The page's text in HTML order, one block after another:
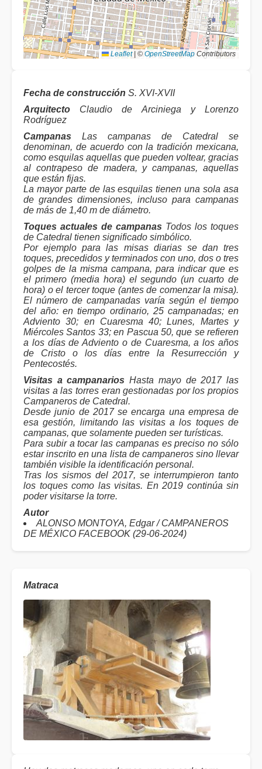
Leaflet © OpenStreetMap Contributors
Fecha de construcción S. XVI-XVII
Arquitecto Claudio de Arciniega y Lorenzo
Rodríguez
Campanas Las campanas de Catedral se
denominan, de acuerdo con la tradición mexicana,
como esquilas aquellas que pueden voltear, gracias
al contrapeso de madera, y campanas, aquellas
que están fijas.
La mayor parte de las esquilas tienen una sola asa
de grandes dimensiones, incluso para campanas
de más de 1,40 m de diámetro.
Toques actuales de campanas Todos los toques
de Catedral tienen significado simbólico.
Por ejemplo para las misas diarias se dan tres
toques, precedidos y terminados con uno, dos o tres
golpes de la misma campana, para indicar que es
el primero (media hora) el segundo (un cuarto de
hora) o el tercer toque (antes de comenzar la misa).
El número de campanadas varía según el tiempo
del año: en tiempo ordinario, 25 campanadas; en
Adviento 30; en Cuaresma 40; Lunes, Martes y
Miércoles Santos 33; en Pascua 50, que se refieren
a los días de Adviento o de Cuaresma, a los años
de Cristo o los días entre la Resurrección y
Pentecostés.
Visitas a campanarios Hasta mayo de 2017 las
visitas a las torres eran gestionadas por los propios
Campaneros de Catedral.
Desde junio de 2017 se encarga una empresa de
esa gestión, limitando las visitas a los toques de
campanas, que solamente pueden ser turísticas.
Para subir a tocar las campanas es preciso no sólo
estar inscrito en una lista de campaneros sino llevar
también visible la identificación personal.
Tras los sismos del 2017, se interrumpieron tanto
los toques como las visitas. En 2019 continúa sin
poder visitarse la torre.
Autor
ALONSO MONTOYA, Edgar / CAMPANEROS
DE MÉXICO FACEBOOK (29-06-2024)
Matraca